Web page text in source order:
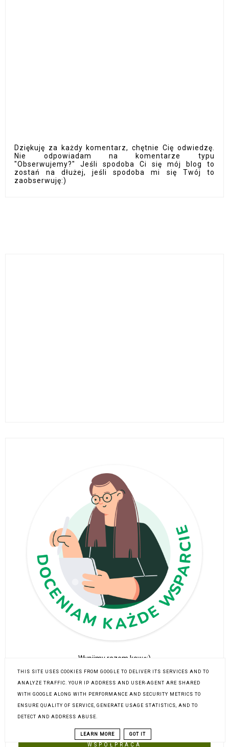
Dziękuję za każdy komentarz, chętnie Cię odwiedzę.
Nie odpowiadam na komentarze typu
"Obserwujemy?" Jeśli spodoba Ci się mój blog to
zostań na dłużej, jeśli spodoba mi się Twój to
zaobserwuję:)
Wypijmy razem kawę:)
WAŻNE LINKI
WSPÓŁPRACA
THIS SITE USES COOKIES FROM GOOGLE TO DELIVER ITS SERVICES AND TO
ANALYZE TRAFFIC. YOUR IP ADDRESS AND USER-AGENT ARE SHARED
WITH GOOGLE ALONG WITH PERFORMANCE AND SECURITY METRICS TO
ENSURE QUALITY OF SERVICE, GENERATE USAGE STATISTICS, AND TO
DETECT AND ADDRESS ABUSE.
LEARN MORE GOT IT